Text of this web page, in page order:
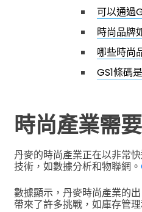
可以通過
時尚品牌
哪些時尚
GS1條碼
時尚產業需
丹麥的時尚產業正在以非常
技術，如數據分析和物聯網。
數據顯示，丹麥時尚產業的
帶來了許多挑戰，如庫存管